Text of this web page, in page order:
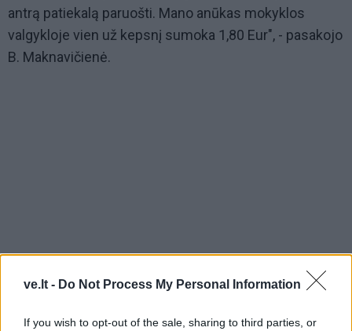
ve.lt - Do Not Process My Personal Information
If you wish to opt-out of the sale, sharing to third parties, or
antrą patiekalą paruošti. Mano anūkas mokyklos
valgykloje vien už kepsnį sumoka 1,80 Eur", - pasakojo
B. Maknavičienė.
Pasak jos, darželinukams sunkiausiai buvo priprasti